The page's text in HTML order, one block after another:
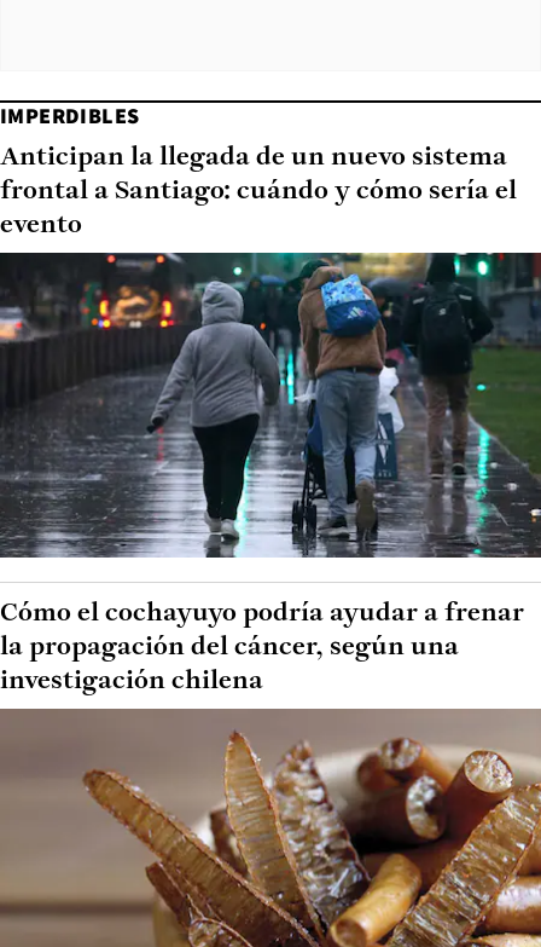
IMPERDIBLES
Anticipan la llegada de un nuevo sistema
frontal a Santiago: cuándo y cómo sería el
evento
Cómo el cochayuyo podría ayudar a frenar
la propagación del cáncer, según una
investigación chilena